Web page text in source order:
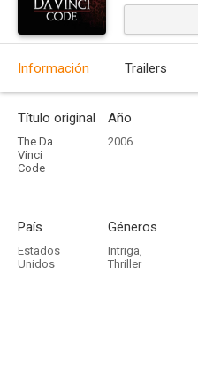
Información Trailers
Título original
The Da
Vinci
Code
Año
2006
País
Estados
Unidos
Géneros
Intriga,
Thriller